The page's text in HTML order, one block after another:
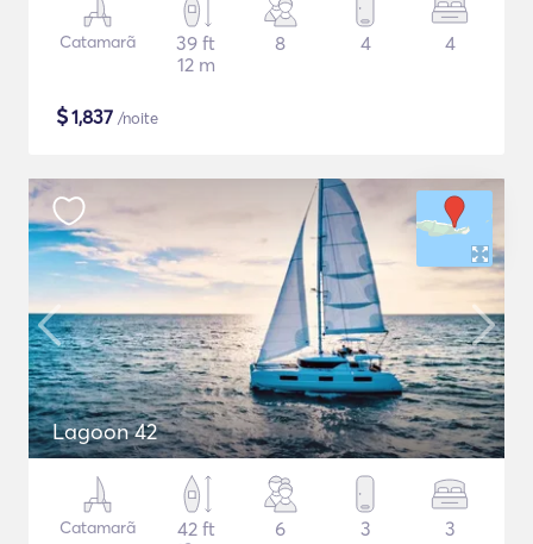
Catamarã
39 ft
12 m
8 4 4
$1,837 /noite
Lagoon 42
Catamarã
42 ft
6 3 3